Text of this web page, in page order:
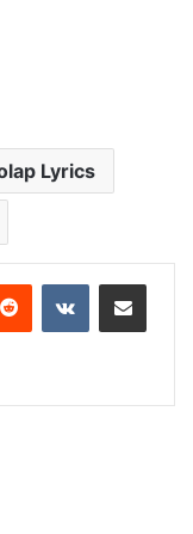
Lyrics
Reddit VKontakteShare via Email